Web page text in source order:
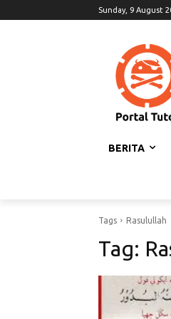
Sunday, 9 August
BERITA
Tags Rasulullah
Tag: